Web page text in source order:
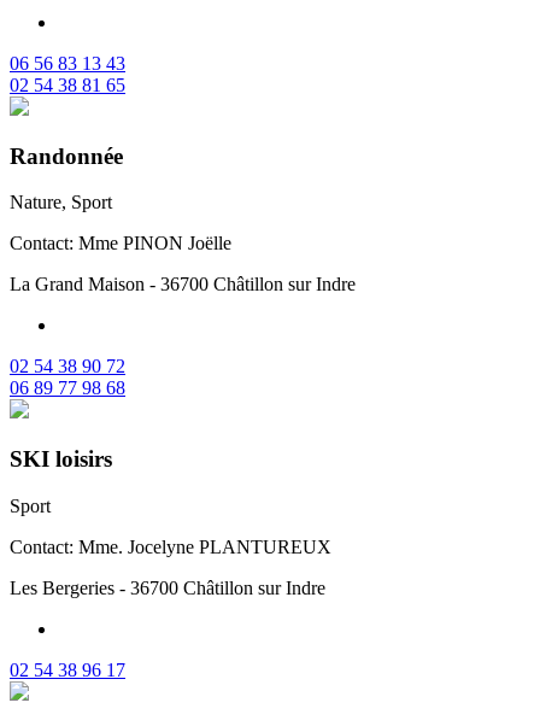
06 56 83 13 43
02 54 38 81 65
Randonnée
Nature, Sport
Contact: Mme PINON Joëlle
La Grand Maison - 36700 Châtillon sur Indre
02 54 38 90 72
06 89 77 98 68
SKI loisirs
Sport
Contact: Mme. Jocelyne PLANTUREUX
Les Bergeries - 36700 Châtillon sur Indre
02 54 38 96 17